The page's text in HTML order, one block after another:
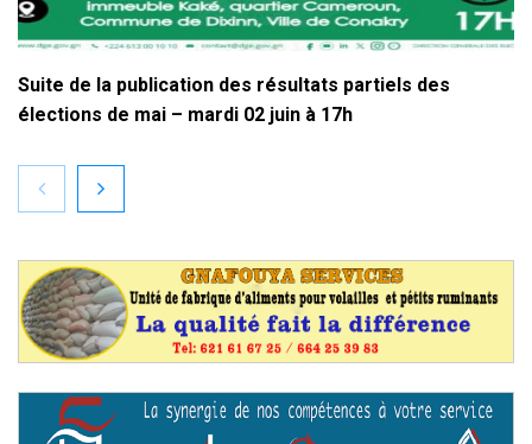
Suite de la publication des résultats partiels des
élections de mai – mardi 02 juin à 17h